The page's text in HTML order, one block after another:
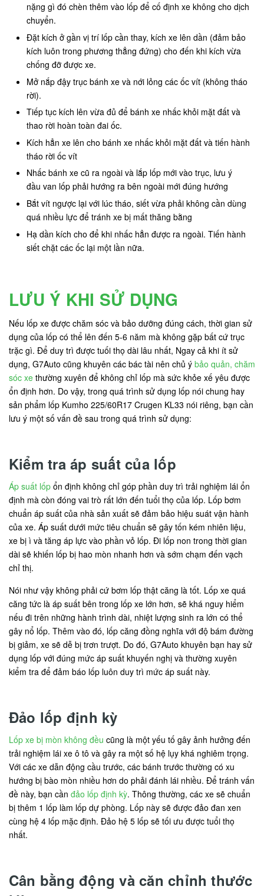
nặng gì đó chèn thêm vào lốp để cố định xe không cho dịch
chuyển.
Đặt kích ở gần vị trí lốp cần thay, kích xe lên dần (đảm bảo
kích luôn trong phương thẳng đứng) cho đến khi kích vừa
chống đỡ được xe.
Mở nắp đậy trục bánh xe và nới lỏng các ốc vít (không tháo
rời).
Tiếp tục kích lên vừa đủ để bánh xe nhấc khỏi mặt đất và
thao rời hoàn toàn đai ốc.
Kích hẳn xe lên cho bánh xe nhấc khỏi mặt đất và tiến hành
tháo rời ốc vít
Nhấc bánh xe cũ ra ngoài và lắp lốp mới vào trục, lưu ý
đầu van lốp phải hướng ra bên ngoài mới đúng hướng
Bắt vít ngược lại với lúc tháo, siết vừa phải không cần dùng
quá nhiều lực để tránh xe bị mất thăng bằng
Hạ dần kích cho để khi nhấc hẳn được ra ngoài. Tiến hành
siết chặt các ốc lại một lần nữa.
LƯU Ý KHI SỬ DỤNG
Nếu lốp xe được chăm sóc và bảo dưỡng đúng cách, thời gian sử
dụng của lốp có thể lên đến 5-6 năm mà không gặp bất cứ trục
trặc gì. Để duy trì được tuối thọ dài lâu nhất, Ngay cả khi ít sử
dụng, G7Auto cũng khuyên các bác tài nên chủ ý bảo quản, chăm
sóc xe thường xuyên để không chỉ lốp mà sức khỏe xế yêu được
ổn định hơn. Do vậy, trong quá trình sử dụng lốp nói chung hay
sản phẩm lốp Kumho 225/60R17 Crugen KL33 nói riêng, bạn cần
lưu ý một số vấn đề sau trong quá trình sử dụng:
Kiểm tra áp suất của lốp
Áp suất lốp ổn định không chỉ góp phần duy trì trải nghiệm lái ổn
định mà còn đóng vai trò rất lớn đến tuổi thọ của lốp. Lốp bơm
chuẩn áp suất của nhà sản xuất sẽ đảm bảo hiệu suát vận hành
của xe. Áp suất dưới mức tiêu chuẩn sẽ gây tốn kém nhiên liệu,
xe bị ì và tăng áp lực vào phần vỏ lốp. Đi lốp non trong thời gian
dài sẽ khiến lốp bị hao mòn nhanh hơn và sớm chạm đến vạch
chỉ thị.
Nói như vậy không phải cứ bơm lốp thật căng là tốt. Lốp xe quá
căng tức là áp suất bên trong lốp xe lớn hơn, sẽ khá nguy hiểm
nếu đi trên những hành trình dài, nhiệt lượng sinh ra lớn có thể
gây nổ lốp. Thêm vào đó, lốp căng đồng nghĩa với độ bám đường
bị giảm, xe sẽ dễ bị trơn trượt. Do đó, G7Auto khuyên bạn hay sử
dụng lốp với đúng mức áp suất khuyến nghị và thường xuyên
kiểm tra để đảm báo lốp luôn duy trì mức áp suất này.
Đảo lốp định kỳ
Lốp xe bị mòn không đều cũng là một yếu tố gây ảnh hưởng đến
trải nghiệm lái xe ô tô và gây ra một số hệ lụy khá nghiêm trọng.
Với các xe dẫn động cầu trước, các bánh trước thường có xu
hướng bị bào mòn nhiều hơn do phải đánh lái nhiều. Để tránh vấn
đề này, bạn cần đảo lốp định kỳ. Thông thường, các xe sẽ chuẩn
bị thêm 1 lốp làm lốp dự phòng. Lốp này sẽ được đảo đan xen
cùng hệ 4 lốp mặc định. Đảo hệ 5 lốp sẽ tối ưu được tuổi thọ
nhất.
Cân bằng động và căn chỉnh thước